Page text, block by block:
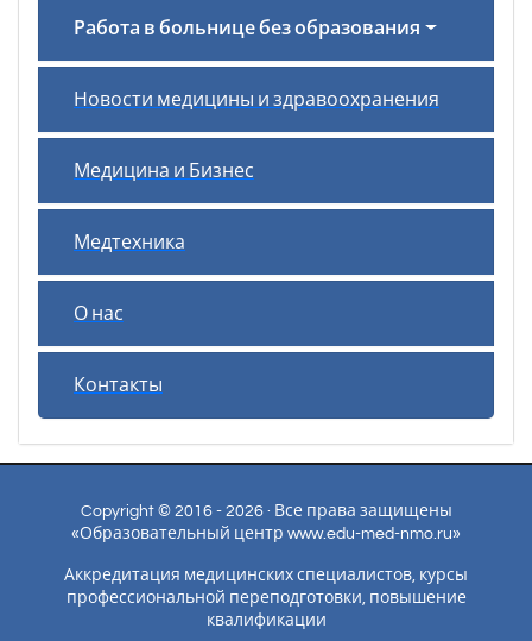
Работа в больнице без образования
Новости медицины и здравоохранения
Медицина и Бизнес
Медтехника
О нас
Контакты
Copyright © 2016 - 2026 · Все права защищены
«Образовательный центр www.edu-med-nmo.ru»
Аккредитация медицинских специалистов, курсы
профессиональной переподготовки, повышение
квалификации